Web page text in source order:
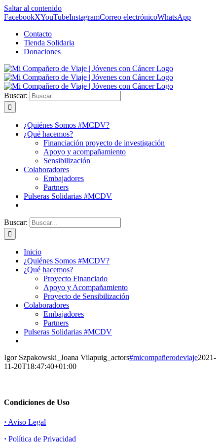
Saltar al contenido
FacebookXYouTubeInstagramCorreo electrónicoWhatsApp
Contacto
Tienda Solidaria
Donaciones
Buscar:
¿Quiénes Somos #MCDV?
¿Qué hacemos?
Financiación proyecto de investigación
Apoyo y acompañamiento
Sensibilización
Colaboradores
Embajadores
Partners
Pulseras Solidarias #MCDV
Buscar:
Inicio
¿Quiénes Somos #MCDV?
¿Qué hacemos?
Proyecto Financiado
Apoyo y Acompañamiento
Proyecto de Sensibilización
Colaboradores
Embajadores
Partners
Pulseras Solidarias #MCDV
Igor Szpakowski_Joana Vilapuig_actors#micompañerodeviaje2021-
11-20T18:47:40+01:00
Condiciones de Uso
· Aviso Legal
· Política de Privacidad